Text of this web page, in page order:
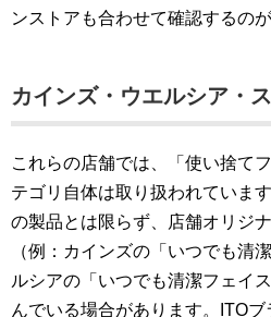
ンストアも合わせて確認するの
カインズ・ウエルシア・
これらの店舗では、「使い捨て
テゴリ自体は取り扱われていま
の製品とは限らず、店舗オリジ
（例：カインズの「いつでも清
ルシアの「いつでも清潔フェイ
んでいる場合があります。ITO